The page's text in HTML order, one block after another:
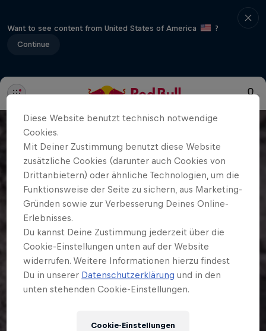
Want to see content from United States of America
?
Continue
Diese Website benutzt technisch notwendige
Cookies.
Mit Deiner Zustimmung benutzt diese Website
zusätzliche Cookies (darunter auch Cookies von
Drittanbietern) oder ähnliche Technologien, um die
Funktionsweise der Seite zu sichern, aus Marketing-
Gründen sowie zur Verbesserung Deines Online-
Erlebnisses.
Du kannst Deine Zustimmung jederzeit über die
Cookie-Einstellungen unten auf der Website
widerrufen. Weitere Informationen hierzu findest
Du in unserer Datenschutzerklärung und in den
unten stehenden Cookie-Einstellungen.
Cookie-Einstellungen